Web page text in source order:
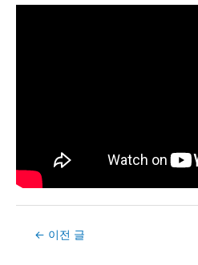
Post← 이전 글